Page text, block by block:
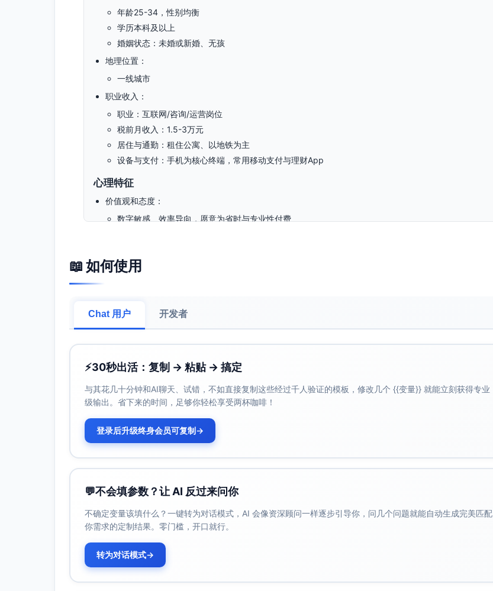
年龄25-34，性别均衡
学历本科及以上
婚姻状态：未婚或新婚、无孩
地理位置：
一线城市
职业收入：
职业：互联网/咨询/运营岗位
税前月收入：1.5-3万元
居住与通勤：租住公寓、以地铁为主
设备与支付：手机为核心终端，常用移动支付与理财App
心理特征
价值观和态度：
数字敏感、效率导向，愿意为省时与专业性付费
乐于尝试新功能，关注智能推荐与可视化收益呈现
城市节奏快、时间碎片化，偏好移动端一站式、低学习成本的体验
行为模式
购买习惯：
偏好简洁流程、少步骤、高成功率的闭环体验
接受中等风险水平的方案，但要求风险与费用透明
对签到、积分、等级等持续激励有较高响应
媒体使用：
以手机为核心；依赖移动支付与理财类App生态
品牌偏好：
安全可信、透明清晰、效率高、具备智能化能力（智能推荐、可视化）
需求与痛点
核心需求：
节省时间与精力的专业化方案（移动端优先、少步骤）
明确的安全保障与透明信息（风险、费用、权限清晰披露）
📖 如何使用
Chat 用户 开发者
⚡30秒出活：复制 → 粘贴 → 搞定
与其花几十分钟和AI聊天、试错，不如直接复制这些经过千人验证的模板，修改几个 {{变量}} 就能立刻获得专业
级输出。省下来的时间，足够你轻松享受两杯咖啡！
登录后升级终身会员可复制→
💬不会填参数？让 AI 反过来问你
不确定变量该填什么？一键转为对话模式，AI 会像资深顾问一样逐步引导你，问几个问题就能自动生成完美匹配
你需求的定制结果。零门槛，开口就行。
转为对话模式→